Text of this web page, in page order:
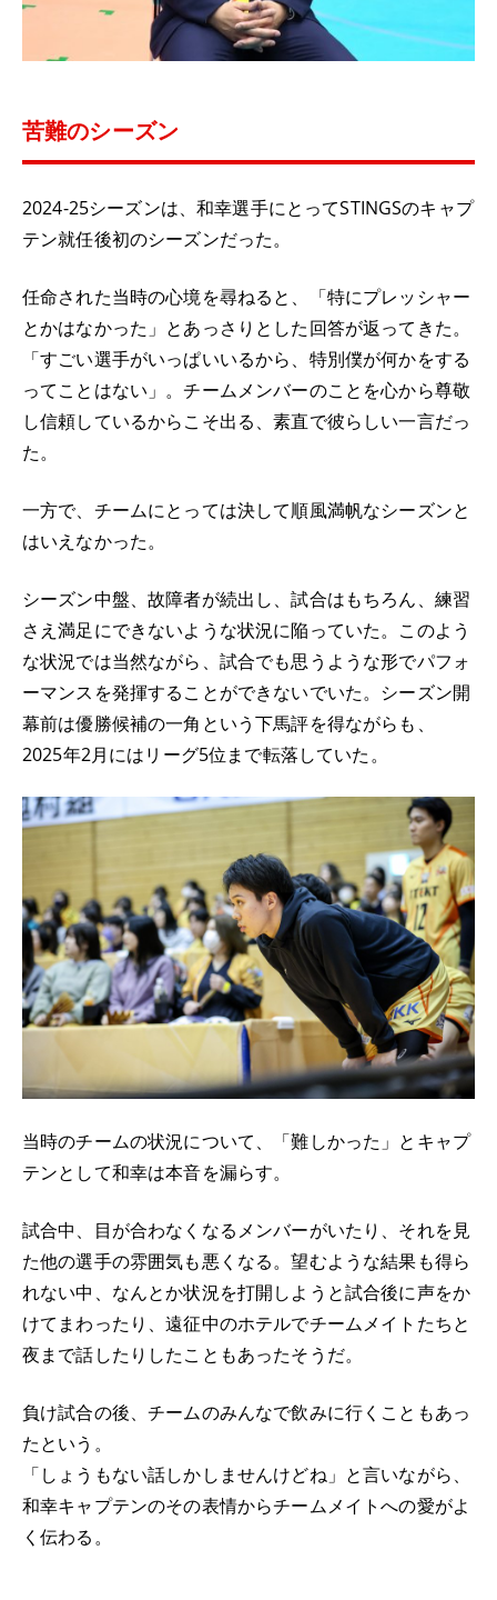
苦難のシーズン
2024-25シーズンは、和幸選手にとってSTINGSのキャプ
テン就任後初のシーズンだった。
任命された当時の心境を尋ねると、「特にプレッシャー
とかはなかった」とあっさりとした回答が返ってきた。
「すごい選手がいっぱいいるから、特別僕が何かをする
ってことはない」。チームメンバーのことを心から尊敬
し信頼しているからこそ出る、素直で彼らしい一言だっ
た。
一方で、チームにとっては決して順風満帆なシーズンと
はいえなかった。
シーズン中盤、故障者が続出し、試合はもちろん、練習
さえ満足にできないような状況に陥っていた。このよう
な状況では当然ながら、試合でも思うような形でパフォ
ーマンスを発揮することができないでいた。シーズン開
幕前は優勝候補の一角という下馬評を得ながらも、
2025年2月にはリーグ5位まで転落していた。
当時のチームの状況について、「難しかった」とキャプ
テンとして和幸は本音を漏らす。
試合中、目が合わなくなるメンバーがいたり、それを見
た他の選手の雰囲気も悪くなる。望むような結果も得ら
れない中、なんとか状況を打開しようと試合後に声をか
けてまわったり、遠征中のホテルでチームメイトたちと
夜まで話したりしたこともあったそうだ。
負け試合の後、チームのみんなで飲みに行くこともあっ
たという。
「しょうもない話しかしませんけどね」と言いながら、
和幸キャプテンのその表情からチームメイトへの愛がよ
く伝わる。